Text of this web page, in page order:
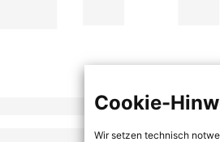
Cookie-
Wir setzen technisch